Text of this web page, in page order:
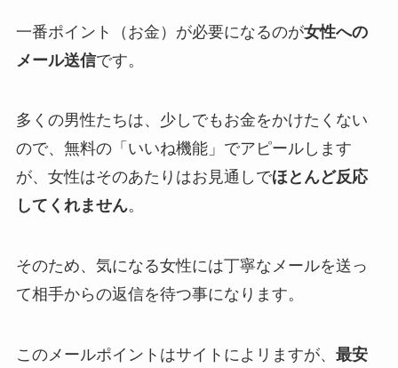
一番ポイント（お金）が必要になるのが女性への
メール送信です。
多くの男性たちは、少しでもお金をかけたくない
ので、無料の「いいね機能」でアピールします
が、女性はそのあたりはお見通しでほとんど反応
してくれません。
そのため、気になる女性には丁寧なメールを送っ
て相手からの返信を待つ事になります。
このメールポイントはサイトによリますが、 最安